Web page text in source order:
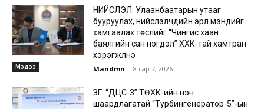
Мэдээ
НИЙСЛЭЛ: Улаанбаатарын утааг
бууруулах, нийслэлчүүдийн эрүүл мэндийг
хамгаалах төслийг “Чингис хаан
баялгийн сан нэгдэл” ХХК-тай хамтран
хэрэгжүүлнэ
Mandmn - 8 сар 7, 2026
ЗГ: “ДЦС-3” ТӨХК-ийн нэн
шаардлагатай “Турбингенератор-5”-ын